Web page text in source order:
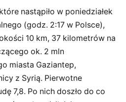
nastąpiło w poniedziałek
(godz. 2:17 w Polsce),
10 km, 37 kilometrów na
ok. 2 mln
miasta Gaziantep,
z Syrią. Pierwotne
7,8. Po nich doszło do co